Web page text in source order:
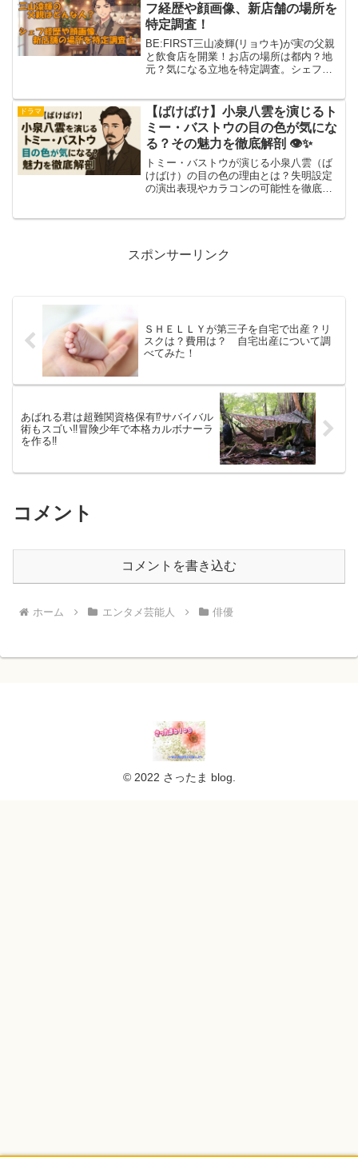
フ経歴や顔画像、新店舗の場所を
特定調査！
BE:FIRST三山凌輝(リョウキ)が実の父親
と飲食店を開業！お店の場所は都内？地
元？気になる立地を特定調査。シェフを
ソードも詳しく紹介します。
ドラマ
【ばけばけ】小泉八雲を演じるト
ミー・バストウの目の色が気にな
る？その魅力を徹底解剖 👁️✨
トミー・バストウが演じる小泉八雲（ば
けばけ）の目の色の理由とは？失明設定
の演出表現やカラコンの可能性を徹底考
スポンサーリンク
ＳＨＥＬＬＹが第三子を自宅で出産？リ
スクは？費用は？ 自宅出産について調
べてみた！
あばれる君は超難関資格保有⁉︎サバイバル
術もスゴい‼︎冒険少年で本格カルボナーラ
を作る‼︎
コメント
コメントを書き込む
ホーム エンタメ芸能人 俳優
© 2022 さったま blog.